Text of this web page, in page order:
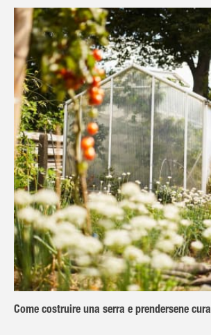
Come costruire una serra e prendersene cura